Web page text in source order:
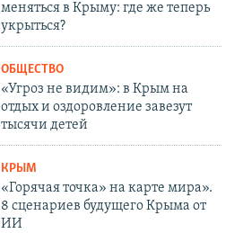
меняться в Крыму: где же теперь
укрыться?
ОБЩЕСТВО
«Угроз не видим»: в Крым на
отдых и оздоровление завезут
тысячи детей
КРЫМ
«Горячая точка» на карте мира».
8 сценариев будущего Крыма от
ИИ